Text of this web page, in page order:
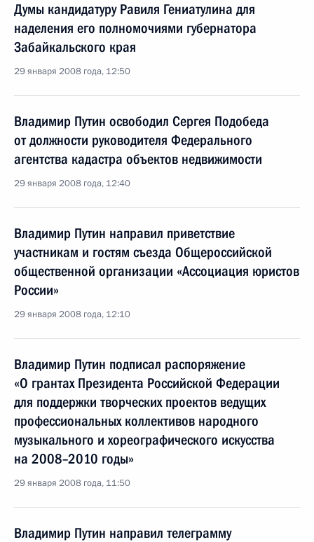
Думы кандидатуру Равиля Гениатулина для
наделения его полномочиями губернатора
Забайкальского края
29 января 2008 года, 12:50
Владимир Путин освободил Сергея Подобеда
от должности руководителя Федерального
агентства кадастра объектов недвижимости
29 января 2008 года, 12:40
Владимир Путин направил приветствие
участникам и гостям съезда Общероссийской
общественной организации «Ассоциация юристов
России»
29 января 2008 года, 12:10
Владимир Путин подписал распоряжение
«О грантах Президента Российской Федерации
для поддержки творческих проектов ведущих
профессиональных коллективов народного
музыкального и хореографического искусства
на 2008–2010 годы»
29 января 2008 года, 11:50
Владимир Путин направил телеграмму